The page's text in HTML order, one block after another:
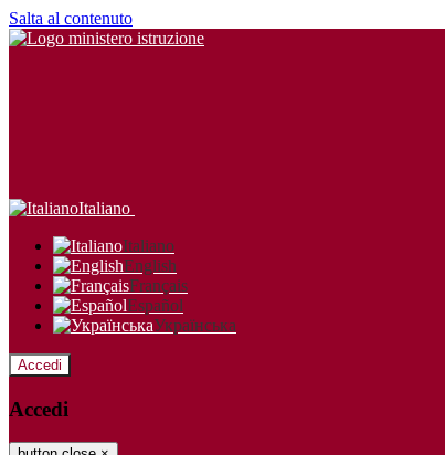
Salta al contenuto
Italiano
Italiano
English
Français
Español
Українська
Accedi
Accedi